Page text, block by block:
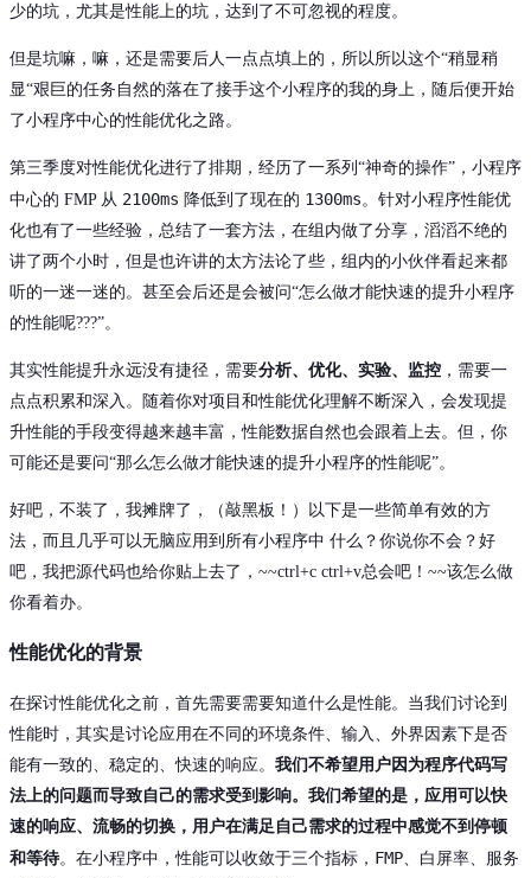
少的坑，尤其是性能上的坑，达到了不可忽视的程度。
但是坑嘛，嘛，还是需要后人一点点填上的，所以所以这个“稍显稍
显“艰巨的任务自然的落在了接手这个小程序的我的身上，随后便开始
了小程序中心的性能优化之路。
第三季度对性能优化进行了排期，经历了一系列“神奇的操作”，小程序
中心的 FMP 从 2100ms 降低到了现在的 1300ms 。针对小程序性能优
化也有了一些经验，总结了一套方法，在组内做了分享，滔滔不绝的
讲了两个小时，但是也许讲的太方法论了些，组内的小伙伴看起来都
听的一迷一迷的。甚至会后还是会被问“怎么做才能快速的提升小程序
的性能呢???”。
其实性能提升永远没有捷径，需要分析、优化、实验、监控 ，需要一
点点积累和深入。随着你对项目和性能优化理解不断深入，会发现提
升性能的手段变得越来越丰富，性能数据自然也会跟着上去。但，你
可能还是要问“那么怎么做才能快速的提升小程序的性能呢”。
好吧，不装了，我摊牌了，（敲黑板！）以下是一些简单有效的方
法，而且几乎可以无脑应用到所有小程序中 什么？你说你不会？好
吧，我把源代码也给你贴上去了，~~ctrl+c ctrl+v总会吧！~~该怎么做
你看着办。
性能优化的背景
在探讨性能优化之前，首先需要需要知道什么是性能。当我们讨论到
性能时，其实是讨论应用在不同的环境条件、输入、外界因素下是否
能有一致的、稳定的、快速的响应。 我们不希望用户因为程序代码写
法上的问题而导致自己的需求受到影响。我们希望的是，应用可以快
速的响应、流畅的切换，用户在满足自己需求的过程中感觉不到停顿
和等待。在小程序中，性能可以收敛于三个指标， FMP 白屏率
服务